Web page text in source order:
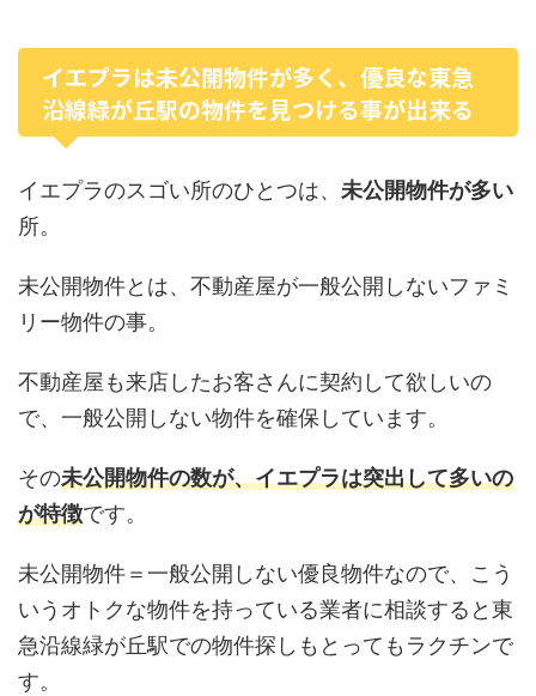
イエプラは未公開物件が多く、優良な東急
沿線緑が丘駅の物件を見つける事が出来る
イエプラのスゴい所のひとつは、 未公開物件が多い
所。
未公開物件とは、不動産屋が一般公開しないファミ
リー物件の事。
不動産屋も来店したお客さんに契約して欲しいの
で、一般公開しない物件を確保しています。
その未公開物件の数が、イエプラは突出して多いの
が特徴です。
未公開物件＝一般公開しない優良物件なので、こう
いうオトクな物件を持っている業者に相談すると東
急沿線緑が丘駅での物件探しもとってもラクチンで
す。